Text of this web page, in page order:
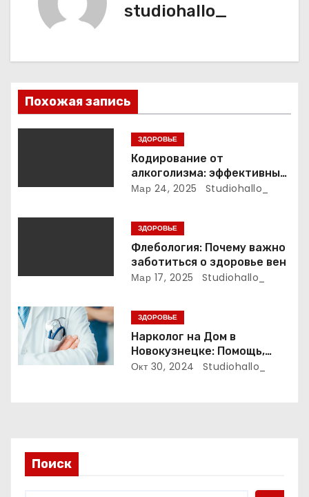
и
я
п
з
а
и
я
м
studiohallo_
Похожая запись
ЗДОРОВЬЕ
Кодирование от
алкоголизма: эффективные
методы и подходы
Мар 24, 2025 Studiohallo_
ЗДОРОВЬЕ
Флебология: Почему важно
заботиться о здоровье вен
Мар 17, 2025 Studiohallo_
ЗДОРОВЬЕ
Нарколог на Дом в
Новокузнецке: Помощь,
Которая Всегда Рядом
Окт 30, 2024 Studiohallo_
Поиск